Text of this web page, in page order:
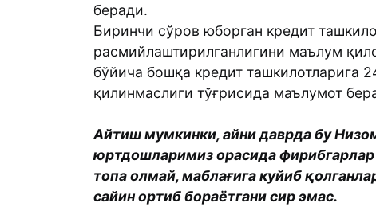
беради.
Биринчи сўров юборган кредит
расмийлаштирилганлигини маълум
бўйича бошқа кредит ташкилотларига
қилинмаслиги тўғрисида маълумот
Айтиш мумкинки, айни даврда бу
юртдошларимиз орасида фирибгарлар
топа олмай, маблағига куйиб
сайин ортиб бораётгани сир эмас.